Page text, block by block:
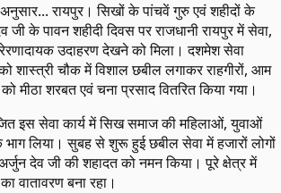
रायपुर। सिखों के पांचवें गुरु एवं शहीदों के
के पावन शहीदी दिवस पर राजधानी रायपुर में सेवा,
उदाहरण देखने को मिला। दशमेश सेवा
को शास्त्री चौक में विशाल छबील लगाकर राहगीरों, आम
मीठा शरबत एवं चना प्रसाद वितरित किया गया।
इस सेवा कार्य में सिख समाज की महिलाओं, युवाओं
भाग लिया। सुबह से शुरू हुई छबील सेवा में हजारों लोगों
देव जी की शहादत को नमन किया। पूरे क्षेत्र में
वातावरण बना रहा।